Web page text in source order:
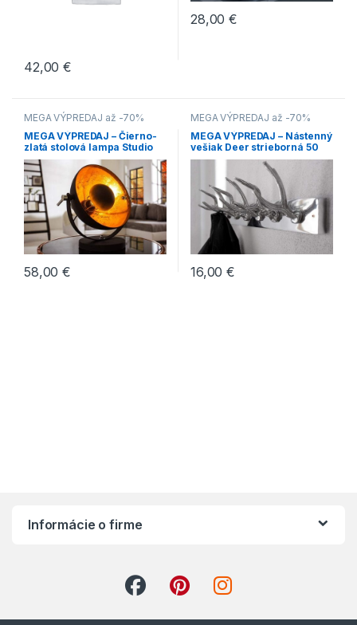
42,00€
28,00€
MEGA VÝPREDAJ až -70%
MEGA VÝPREDAJ – Čierno-
zlatá stolová lampa Studio
58,00€
MEGA VÝPREDAJ až -70%
MEGA VÝPREDAJ – Nástenný
vešiak Deer strieborná 50
cm
16,00€
Informácie o firme